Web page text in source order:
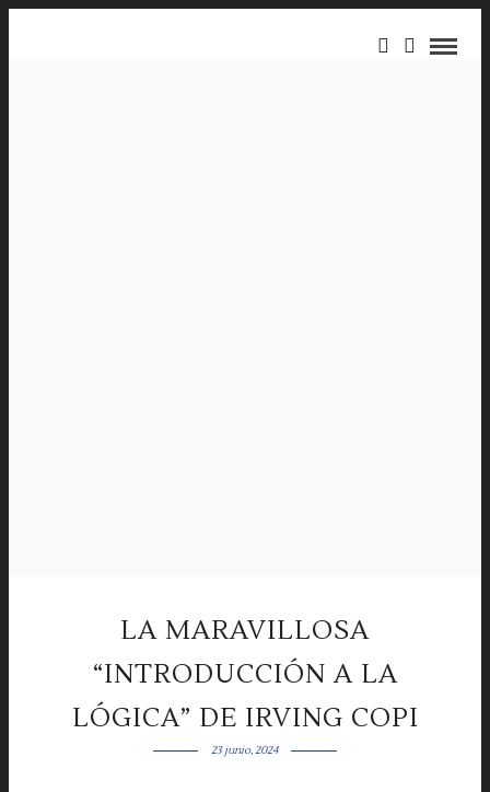
LA MARAVILLOSA
“INTRODUCCIÓN A LA
LÓGICA” DE IRVING COPI
23 junio, 2024